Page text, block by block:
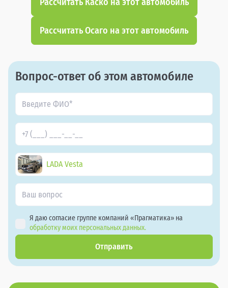
Рассчитать Осаго на этот автомобиль
Вопрос-ответ об этом автомобиле
LADA Vesta
Я даю согласие группе компаний «Прагматика» на
обработку моих персональных данных.
Отправить